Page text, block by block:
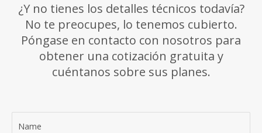
¿Y no tienes los detalles técnicos todavía?
No te preocupes, lo tenemos cubierto.
Póngase en contacto con nosotros para
obtener una cotización gratuita y
cuéntanos sobre sus planes.
Name